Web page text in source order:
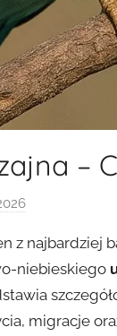
–
z
e
z
z najbardziej
niebieskiego
migracje